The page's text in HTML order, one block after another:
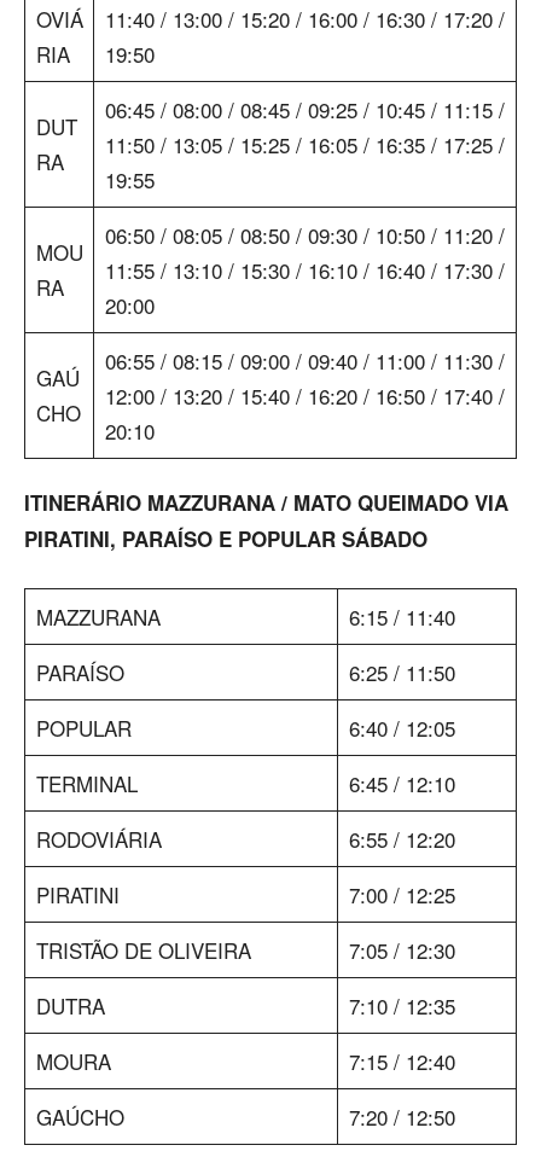
OVIÁ
RIA
11:40 / 13:00 / 15:20 / 16:00 / 16:30 / 17:20 /
19:50
DUT
RA
06:45 / 08:00 / 08:45 / 09:25 / 10:45 / 11:15 /
11:50 / 13:05 / 15:25 / 16:05 / 16:35 / 17:25 /
19:55
MOU
RA
06:50 / 08:05 / 08:50 / 09:30 / 10:50 / 11:20 /
11:55 / 13:10 / 15:30 / 16:10 / 16:40 / 17:30 /
20:00
GAÚ
CHO
06:55 / 08:15 / 09:00 / 09:40 / 11:00 / 11:30 /
12:00 / 13:20 / 15:40 / 16:20 / 16:50 / 17:40 /
20:10
ITINERÁRIO MAZZURANA / MATO QUEIMADO VIA
PIRATINI, PARAÍSO E POPULAR SÁBADO
MAZZURANA
6:15 / 11:40
PARAÍSO
6:25 / 11:50
POPULAR
6:40 / 12:05
TERMINAL
6:45 / 12:10
RODOVIÁRIA
6:55 / 12:20
PIRATINI
7:00 / 12:25
TRISTÃO DE OLIVEIRA
7:05 / 12:30
DUTRA
7:10 / 12:35
MOURA
7:15 / 12:40
GAÚCHO
7:20 / 12:50